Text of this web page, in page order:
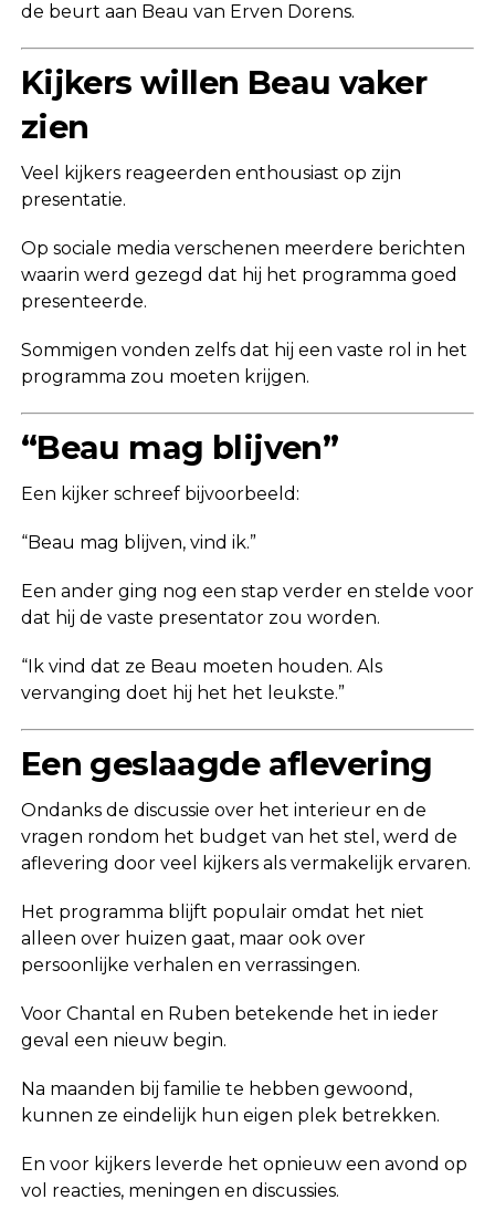
de beurt aan Beau van Erven Dorens.
Kijkers willen Beau vaker
zien
Veel kijkers reageerden enthousiast op zijn
presentatie.
Op sociale media verschenen meerdere berichten
waarin werd gezegd dat hij het programma goed
presenteerde.
Sommigen vonden zelfs dat hij een vaste rol in het
programma zou moeten krijgen.
“Beau mag blijven”
Een kijker schreef bijvoorbeeld:
“Beau mag blijven, vind ik.”
Een ander ging nog een stap verder en stelde voor
dat hij de vaste presentator zou worden.
“Ik vind dat ze Beau moeten houden. Als
vervanging doet hij het het leukste.”
Een geslaagde aflevering
Ondanks de discussie over het interieur en de
vragen rondom het budget van het stel, werd de
aflevering door veel kijkers als vermakelijk ervaren.
Het programma blijft populair omdat het niet
alleen over huizen gaat, maar ook over
persoonlijke verhalen en verrassingen.
Voor Chantal en Ruben betekende het in ieder
geval een nieuw begin.
Na maanden bij familie te hebben gewoond,
kunnen ze eindelijk hun eigen plek betrekken.
En voor kijkers leverde het opnieuw een avond op
vol reacties, meningen en discussies.